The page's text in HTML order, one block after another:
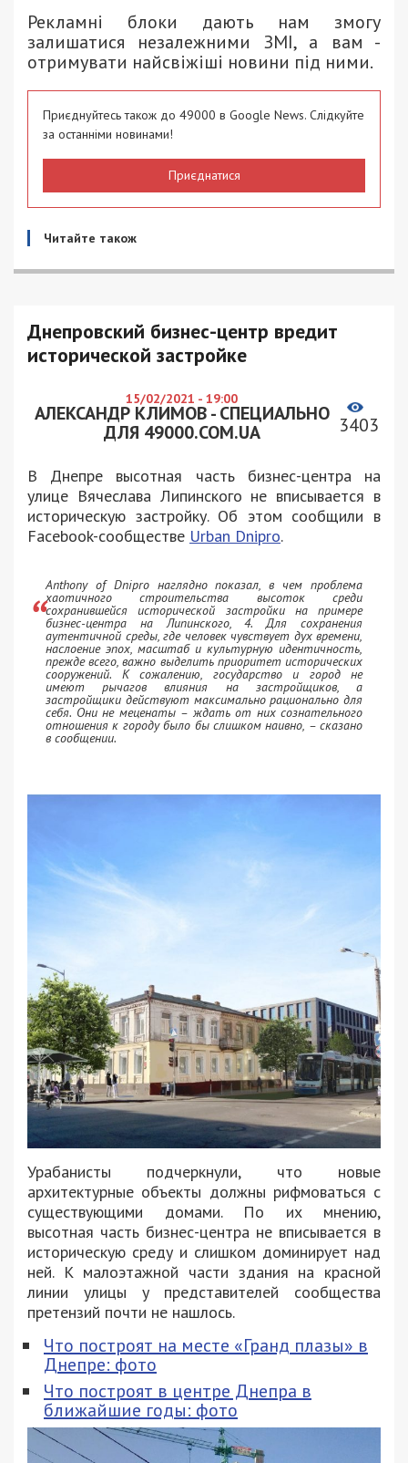
Рекламні блоки дають нам змогу
залишатися незалежними ЗМІ, а вам -
отримувати найсвіжіші новини під ними.
Приєднуйтесь також до 49000 в Google News. Слідкуйте
за останніми новинами!
Приєднатися
Читайте також
Днепровский бизнес-центр вредит
исторической застройке
15/02/2021 - 19:00
АЛЕКСАНДР КЛИМОВ - СПЕЦИАЛЬНО
ДЛЯ 49000.COM.UA
3403
В Днепре высотная часть бизнес-центра на
улице Вячеслава Липинского не вписывается в
историческую застройку. Об этом сообщили в
Facebook-сообществе Urban Dnipro.
Anthony of Dnipro наглядно показал, в чем проблема
хаотичного строительства высоток среди
сохранившейся исторической застройки на примере
бизнес-центра на Липинского, 4. Для сохранения
аутентичной среды, где человек чувствует дух времени,
наслоение эпох, масштаб и культурную идентичность,
прежде всего, важно выделить приоритет исторических
сооружений. К сожалению, государство и город не
имеют рычагов влияния на застройщиков, а
застройщики действуют максимально рационально для
себя. Они не меценаты – ждать от них сознательного
отношения к городу было бы слишком наивно, – сказано
в сообщении.
Урабанисты подчеркнули, что новые
архитектурные объекты должны рифмоваться с
существующими домами. По их мнению,
высотная часть бизнес-центра не вписывается в
историческую среду и слишком доминирует над
ней. К малоэтажной части здания на красной
линии улицы у представителей сообщества
претензий почти не нашлось.
Что построят на месте «Гранд плазы» в
Днепре: фото
Что построят в центре Днепра в
ближайшие годы: фото